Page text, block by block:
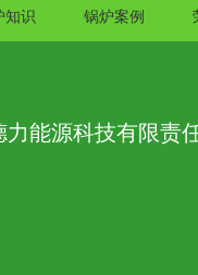
知识 锅炉案例
力能源科技有限责